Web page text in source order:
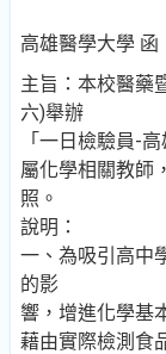
高雄醫學大學 函
主旨：本校醫藥
六)舉辦
「一日檢驗員-
屬化學相關教師
照。
說明：
一、為吸引高中
的影
響，增進化學基
藉由實際檢測食